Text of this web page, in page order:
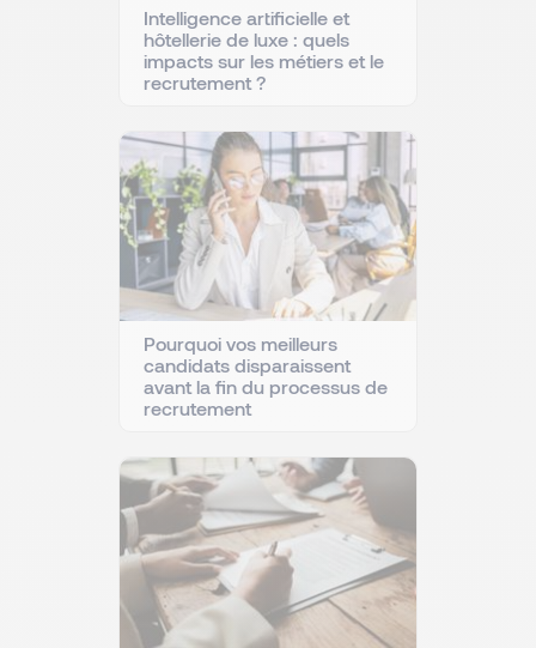
Intelligence artificielle et
hôtellerie de luxe : quels
impacts sur les métiers et le
recrutement ?
Pourquoi vos meilleurs
candidats disparaissent
avant la fin du processus de
recrutement